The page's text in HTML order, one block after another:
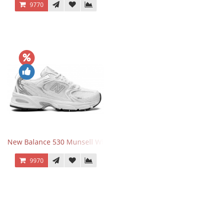
9770
New Balance 530 Munsell White Silver
9970